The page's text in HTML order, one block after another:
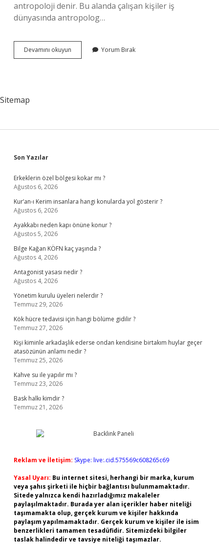
antropoloji denir. Bu alanda çalışan kişiler iş
dünyasında antropolog…
Devamını okuyun Antropolog
Nedir
Yorum Bırak
Sitemap
Sidebar
Son Yazılar
Erkeklerin özel bölgesi kokar mı ?
Ağustos 6, 2026
Kur’an-ı Kerim insanlara hangi konularda yol gösterir ?
Ağustos 6, 2026
Ayakkabı neden kapı önüne konur ?
Ağustos 5, 2026
Bilge Kağan KÖFN kaç yaşında ?
Ağustos 4, 2026
Antagonist yasası nedir ?
Ağustos 4, 2026
Yönetim kurulu üyeleri nelerdir ?
Temmuz 29, 2026
Kök hücre tedavisi için hangi bölüme gidilir ?
Temmuz 27, 2026
Kişi kiminle arkadaşlık ederse ondan kendisine birtakım huylar geçer
atasözünün anlamı nedir ?
Temmuz 25, 2026
Kahve su ile yapılır mı ?
Temmuz 23, 2026
Bask halkı kimdir ?
Temmuz 21, 2026
Reklam ve İletişim: Skype: live:.cid.575569c608265c69
Yasal Uyarı: Bu internet sitesi, herhangi bir marka, kurum
veya şahıs şirketi ile hiçbir bağlantısı bulunmamaktadır.
Sitede yalnızca kendi hazırladığımız makaleler
paylaşılmaktadır. Burada yer alan içerikler haber niteliği
taşımamakta olup, gerçek kurum ve kişiler hakkında
paylaşım yapılmamaktadır. Gerçek kurum ve kişiler ile isim
benzerlikleri tamamen tesadüfidir. Sitemizdeki bilgiler
taslak halindedir ve tavsiye niteliği taşımazlar.